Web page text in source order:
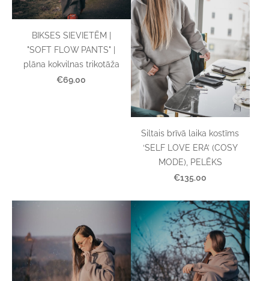
BIKSES SIEVIETĒM |
"SOFT FLOW PANTS" |
plāna kokvilnas trikotāža
€69.00
Siltais brīvā laika kostīms
‘SELF LOVE ERA’ (COSY
MODE), PELĒKS
€135.00